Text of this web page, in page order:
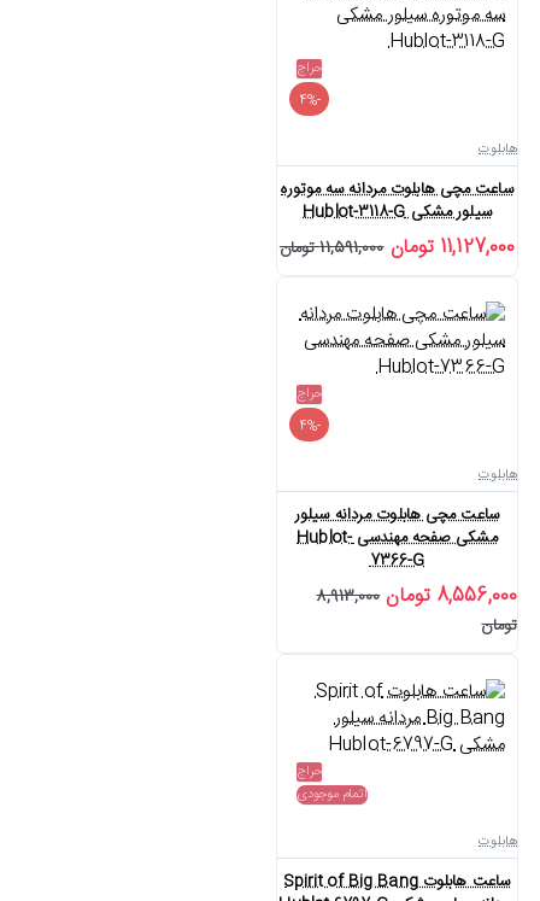
حراج
-4%
هابلوت
ساعت مچی هابلوت مردانه سه موتوره
سیلور مشکی Hublot-3118-G
11,127,000 تومان 11,591,000 تومان
حراج
-4%
هابلوت
ساعت مچی هابلوت مردانه سیلور
مشکی صفحه مهندسی Hublot-
7366-G
8,556,000 تومان
8,913,000
تومان
حراج
اتمام موجودی
هابلوت
ساعت هابلوت Spirit of Big Bang